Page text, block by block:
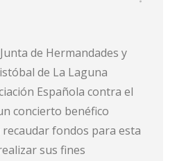
de Hermandades y
de La Laguna
Española contra el
concierto benéfico
fondos para esta
sus fines